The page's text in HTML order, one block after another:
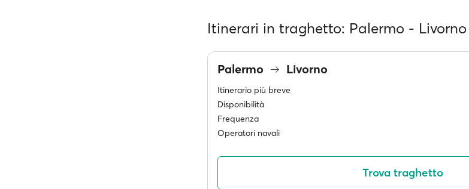
Itinerari in traghetto: Palermo - Livorno
Palermo Livorno
Itinerario più breve
Disponibilità
Frequenza
Operatori navali
Trova traghetto